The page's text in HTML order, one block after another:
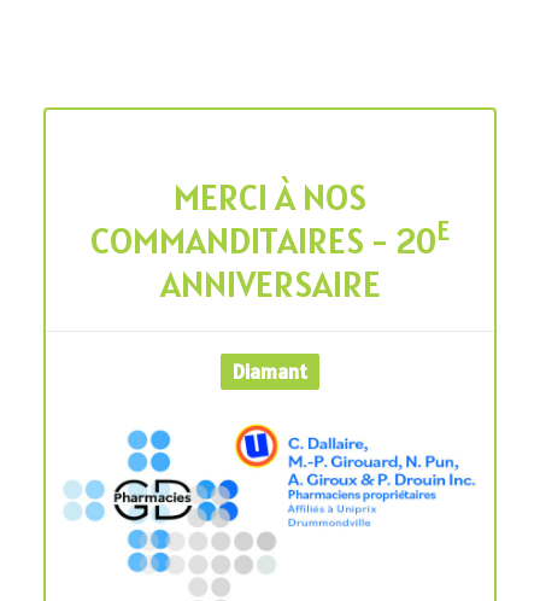
MERCI À NOS
COMMANDITAIRES - 20E
ANNIVERSAIRE
Diamant